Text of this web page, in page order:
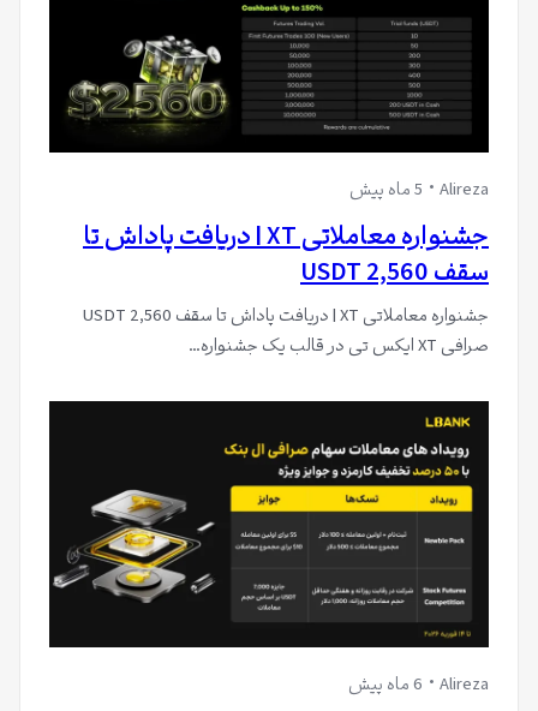
Alireza 5 ماه پیش
جشنواره معاملاتی XT | دریافت پاداش تا
سقف 2,560 USDT
جشنواره معاملاتی XT | دریافت پاداش تا سقف 2,560 USDT
صرافی XT ایکس تی در قالب یک جشنواره…
Alireza 6 ماه پیش